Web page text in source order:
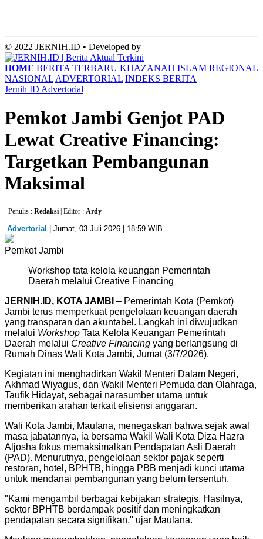
© 2022 JERNIH.ID • Developed by
HOME BERITA TERBARU KHAZANAH ISLAM REGIONAL
NASIONAL ADVERTORIAL INDEKS BERITA
Jernih ID Advertorial
Pemkot Jambi Genjot PAD
Lewat Creative Financing:
Targetkan Pembangunan
Maksimal
Penulis : Redaksi | Editor : Ardy
Advertorial | Jumat, 03 Juli 2026 | 18:59 WIB
Pemkot Jambi
Workshop tata kelola keuangan Pemerintah
Daerah melalui Creative Financing
JERNIH.ID, KOTA ​JAMBI – Pemerintah Kota (Pemkot)
Jambi terus memperkuat pengelolaan keuangan daerah
yang transparan dan akuntabel. Langkah ini diwujudkan
melalui Workshop Tata Kelola Keuangan Pemerintah
Daerah melalui Creative Financing yang berlangsung di
Rumah Dinas Wali Kota Jambi, Jumat (3/7/2026).
​Kegiatan ini menghadirkan Wakil Menteri Dalam Negeri,
Akhmad Wiyagus, dan Wakil Menteri Pemuda dan Olahraga,
Taufik Hidayat, sebagai narasumber utama untuk
memberikan arahan terkait efisiensi anggaran.
​Wali Kota Jambi, Maulana, menegaskan bahwa sejak awal
masa jabatannya, ia bersama Wakil Wali Kota Diza Hazra
Aljosha fokus memaksimalkan Pendapatan Asli Daerah
(PAD). Menurutnya, pengelolaan sektor pajak seperti
restoran, hotel, BPHTB, hingga PBB menjadi kunci utama
untuk mendanai pembangunan yang belum tersentuh.
​"Kami mengambil berbagai kebijakan strategis. Hasilnya,
sektor BPHTB berdampak positif dan meningkatkan
pendapatan secara signifikan," ujar Maulana.